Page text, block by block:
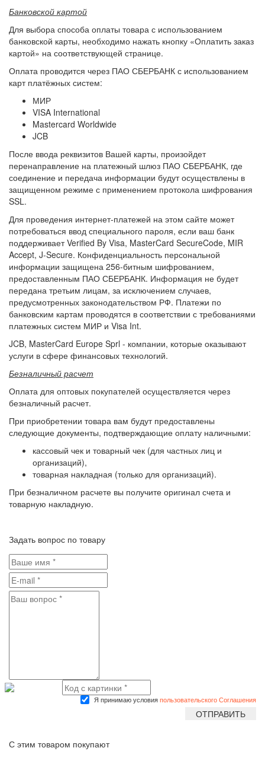
Банковской картой
Для выбора способа оплаты товара с использованием
банковской карты, необходимо нажать кнопку «Оплатить заказ
картой» на соответствующей странице.
Оплата проводится через ПАО СБЕРБАНК с использованием
карт платёжных систем:
МИР
VISA International
Mastercard Worldwide
JCB
После ввода реквизитов Вашей карты, произойдет
перенаправление на платежный шлюз ПАО СБЕРБАНК, где
соединение и передача информации будут осуществлены в
защищенном режиме с применением протокола шифрования
SSL.
Для проведения интернет-платежей на этом сайте может
потребоваться ввод специального пароля, если ваш банк
поддерживает Verified By Visa, MasterCard SecureCode, MIR
Accept, J-Secure. Конфиденциальность персональной
информации защищена 256-битным шифрованием,
предоставленным ПАО СБЕРБАНК. Информация не будет
передана третьим лицам, за исключением случаев,
предусмотренных законодательством РФ. Платежи по
банковским картам проводятся в соответствии с требованиями
платежных систем МИР и Visa Int.
JCB, MasterCard Europe Sprl - компании, которые оказывают
услуги в сфере финансовых технологий.
Безналичный расчет
Оплата для оптовых покупателей осуществляется через
безналичный расчет.
При приобретении товара вам будут предоставлены
следующие документы, подтверждающие оплату наличными:
кассовый чек и товарный чек (для частных лиц и
организаций),
товарная накладная (только для организаций).
При безналичном расчете вы получите оригинал счета и
товарную накладную.
Задать вопрос по товару
Я принимаю условияпользовательского Соглашения
С этим товаром покупают